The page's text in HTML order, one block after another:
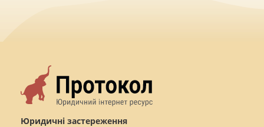
Юридичні застереження